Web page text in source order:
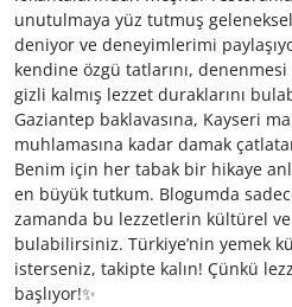
unutulmaya yüz tutmuş
deniyor ve deneyimlerimi
kendine özgü tatlarını,
gizli kalmış lezzet duraklarını
Gaziantep baklavasına, Kayseri
muhlamasına kadar damak
Benim için her tabak bir hikaye
en büyük tutkum. Blogumda
zamanda bu lezzetlerin kültürel
bulabilirsiniz. Türkiye’nin yemek
isterseniz, takipte kalın! Çünkü
başlıyor!✨